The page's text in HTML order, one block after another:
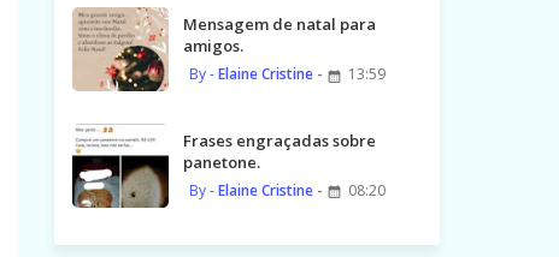
Mensagem de natal para
amigos.
Elaine Cristine 13:59
Frases engraçadas sobre
panetone.
Elaine Cristine 08:20